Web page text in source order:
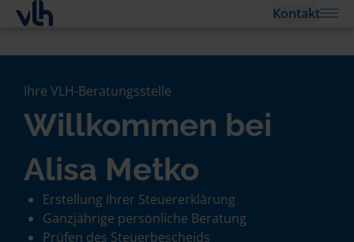
Kontakt
Ihre VLH-Beratungsstelle
Willkommen bei
Alisa Metko
Erstellung Ihrer Steuererklärung
Ganzjährige persönliche Beratung
Prüfen des Steuerbescheids